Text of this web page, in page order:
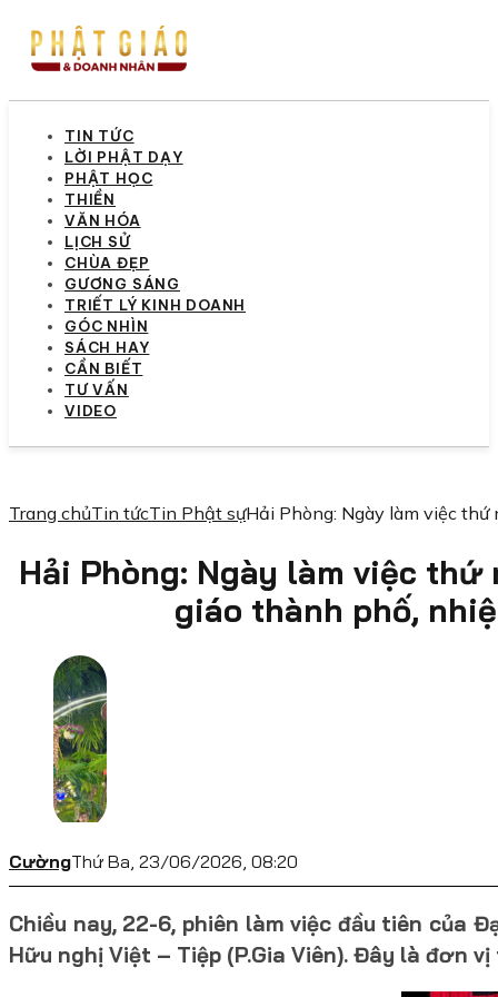
TIN TỨC
LỜI PHẬT DẠY
PHẬT HỌC
THIỀN
VĂN HÓA
LỊCH SỬ
CHÙA ĐẸP
GƯƠNG SÁNG
TRIẾT LÝ KINH DOANH
GÓC NHÌN
SÁCH HAY
CẦN BIẾT
TƯ VẤN
VIDEO
Trang chủTin tứcTin Phật sựHải Phòng: Ngày làm việc
Hải Phòng: Ngày làm việc
giáo thành phố,
CườngThứ Ba, 23/06/2026, 08:20
Chiều nay, 22-6, phiên làm việc đầu tiên của
Hữu nghị Việt – Tiệp (P.Gia Viên). Đây là đơn